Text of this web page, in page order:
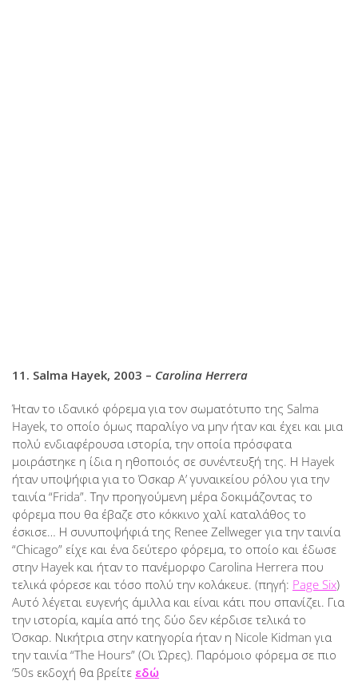
11. Salma Hayek, 2003 – Carolina Herrera
Ήταν το ιδανικό φόρεμα για τον σωματότυπο της Salma
Hayek, το οποίο όμως παραλίγο να μην ήταν και έχει και μια
πολύ ενδιαφέρουσα ιστορία, την οποία πρόσφατα
μοιράστηκε η ίδια η ηθοποιός σε συνέντευξή της. Η Hayek
ήταν υποψήφια για το Όσκαρ Α’ γυναικείου ρόλου για την
ταινία “Frida”. Την προηγούμενη μέρα δοκιμάζοντας το
φόρεμα που θα έβαζε στο κόκκινο χαλί καταλάθος το
έσκισε… Η συνυποψήφιά της Renee Zellweger για την ταινία
“Chicago” είχε και ένα δεύτερο φόρεμα, το οποίο και έδωσε
στην Hayek και ήταν το πανέμορφο Carolina Herrera που
τελικά φόρεσε και τόσο πολύ την κολάκευε. (πηγή: Page Six)
Αυτό λέγεται ευγενής άμιλλα και είναι κάτι που σπανίζει. Για
την ιστορία, καμία από της δύο δεν κέρδισε τελικά το
Όσκαρ. Νικήτρια στην κατηγορία ήταν η Nicole Kidman για
την ταινία “The Hours” (Οι Ώρες). Παρόμοιο φόρεμα σε πιο
’50s εκδοχή θα βρείτε εδώ